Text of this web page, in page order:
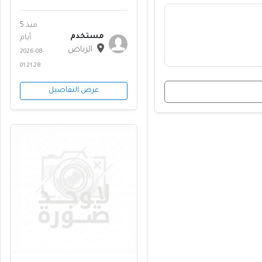
مستخدم
الرياض
منذ 5
أيام
2026-08-
01 21:28
عرض التفاصيل